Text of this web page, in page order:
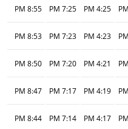
4:25 PM
7:25 PM
8:55 PM
4:23 PM
7:23 PM
8:53 PM
4:21 PM
7:20 PM
8:50 PM
4:19 PM
7:17 PM
8:47 PM
4:17 PM
7:14 PM
8:44 PM